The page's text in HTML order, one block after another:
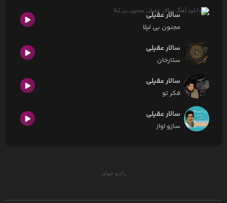
سالار عقیلی
مجنون بی لیلا
سالار عقیلی
ستارخان
سالار عقیلی
فکر تو
سالار عقیلی
سازو اواز
رادیو جوان